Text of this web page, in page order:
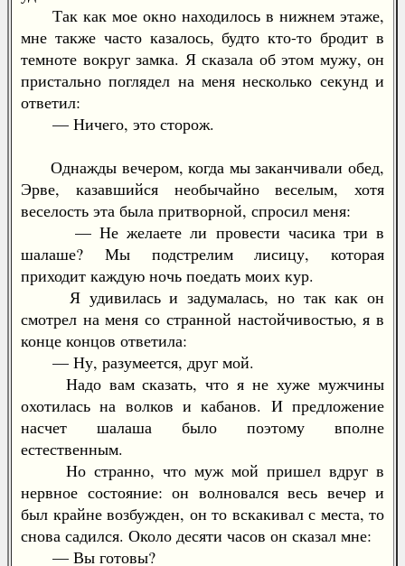
Так как мое окно находилось в нижнем этаже,
мне также часто казалось, будто кто-то бродит в
темноте вокруг замка. Я сказала об этом мужу, он
пристально поглядел на меня несколько секунд и
ответил:
— Ничего, это сторож.
Однажды вечером, когда мы заканчивали обед,
Эрве, казавшийся необычайно веселым, хотя
веселость эта была притворной, спросил меня:
— Не желаете ли провести часика три в
шалаше? Мы подстрелим лисицу, которая
приходит каждую ночь поедать моих кур.
Я удивилась и задумалась, но так как он
смотрел на меня со странной настойчивостью, я в
конце концов ответила:
— Ну, разумеется, друг мой.
Надо вам сказать, что я не хуже мужчины
охотилась на волков и кабанов. И предложение
насчет шалаша было поэтому вполне
естественным.
Но странно, что муж мой пришел вдруг в
нервное состояние: он волновался весь вечер и
был крайне возбужден, он то вскакивал с места, то
снова садился. Около десяти часов он сказал мне:
— Вы готовы?